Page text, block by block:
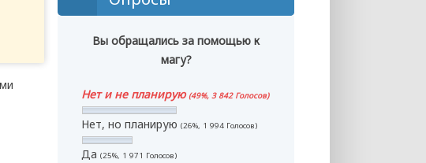
Вы обращались за помощью к
магу?
Нет и не планирую(49%, 3 842 Голосов)
Нет, но планирую (26%, 1 994 Голосов)
Да (25%, 1 971 Голосов)